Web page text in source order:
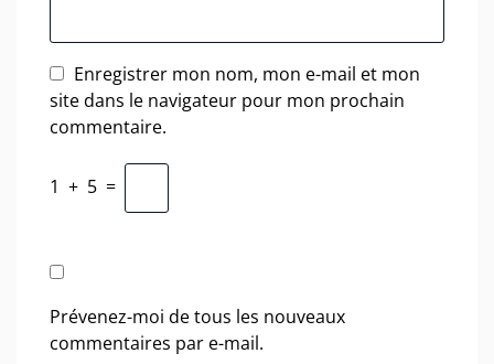
Enregistrer mon nom, mon e-mail et mon
site dans le navigateur pour mon prochain
commentaire.
1 + 5 =
Prévenez-moi de tous les nouveaux
commentaires par e-mail.